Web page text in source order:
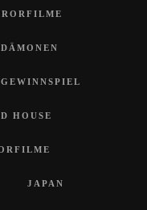
DÄMONEN
GEWINNSPIEL
HOUSE
JAPAN